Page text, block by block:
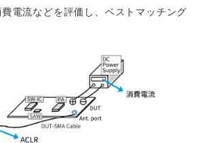
電流などを評価し、ベストマッチング